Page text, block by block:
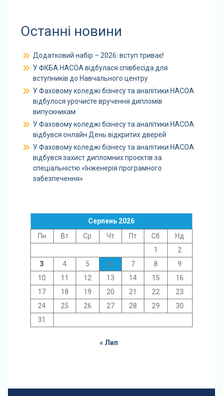
Останні новини
Додатковий набір – 2026: вступ триває!
У ФКБА НАСОА відбулася співбесіда для
вступників до Навчального центру
У Фаховому коледжі бізнесу та аналітики НАСОА
відбулося урочисте вручення дипломів
випускникам
У Фаховому коледжі бізнесу та аналітики НАСОА
відбувся онлайн День відкритих дверей
У Фаховому коледжі бізнесу та аналітики НАСОА
відбувся захист дипломних проєктів за
спеціальністю «Інженерія програмного
забезпечення»
Серпень 2026
Пн
Вт Ср Чт Пт Сб
Нд
1
2
3
4 5 6 7 8
9
10
11 12 13 14 15
16
17
18 19 20 21 22
23
24
25 26 27 28 29
30
31
« Лип